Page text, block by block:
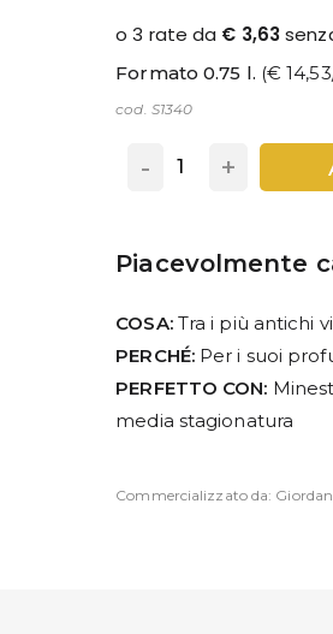
Formato 0.75 l. (€
cod. S1340
- +
Piacevolmente
COSA:Tra i più antichi
PERCHÉ:Per i suoi
PERFETTO CON:
media stagionatura
Commercializzato da: